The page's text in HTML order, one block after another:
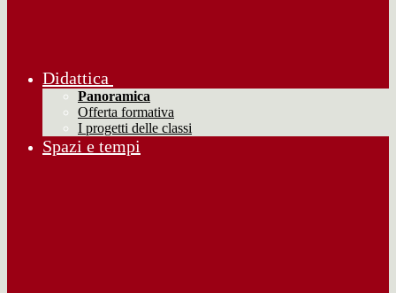
Didattica
Panoramica
Offerta formativa
I progetti delle classi
Spazi e tempi